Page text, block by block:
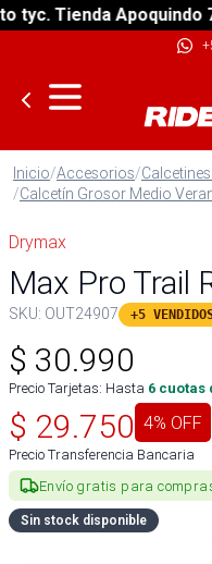
Tienda Apoquindo
Inicio/Accesorios/
/Calcetín Grosor Medio
Drymax
Max Pro Trail
SKU: OUT24907 +5
$ 30.990
Precio Tarjetas: Hasta 6 cuotas
$ 29.750 4% OFF
Precio Transferencia Bancaria
Envío gratis para
Sin stock disponible